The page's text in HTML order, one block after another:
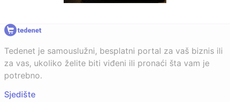
Tedenet je samouslužni, besplatni portal za vaš biznis ili
za vas, ukoliko želite biti viđeni ili pronaći šta vam je
potrebno.
Sjedište